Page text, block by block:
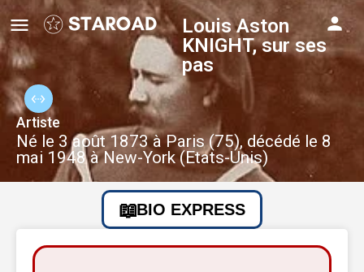
Louis Aston
KNIGHT, sur ses
pas
Artiste
Né le 3 août 1873 à Paris (75), décédé le 8
mai 1948 à New-York (Etats-Unis)
BIO EXPRESS